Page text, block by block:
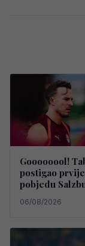
Goooooool!
postigao
pobjedu
06/08/2026